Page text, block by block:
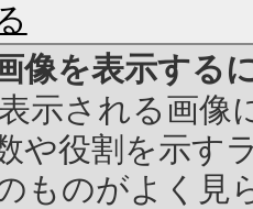
像を表示する
示される画像
や役割を示す
ものがよく見